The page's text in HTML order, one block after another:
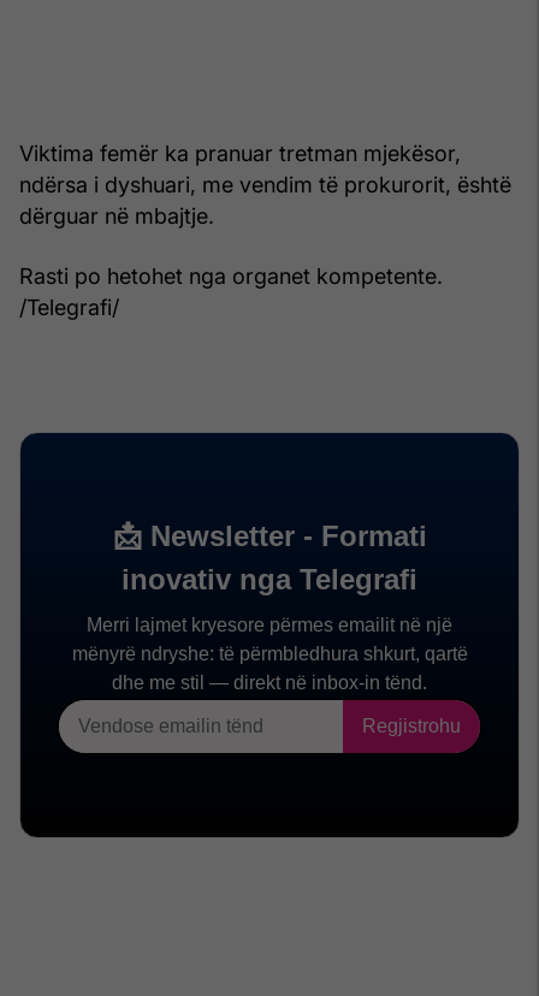
Viktima femër ka pranuar tretman mjekësor,
ndërsa i dyshuari, me vendim të prokurorit, është
dërguar në mbajtje.
Rasti po hetohet nga organet kompetente.
/Telegrafi/